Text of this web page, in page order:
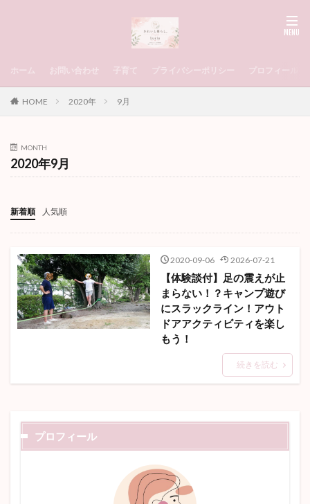
ホーム お問い合わせ 子育て プライバシーポリシー プロフィール
HOME 2020年 9月
MONTH
2020年9月
新着順 人気順
2020-09-06 2026-07-21
【体験談付】足の震えが止
まらない！？キャンプ遊び
にスラックライン！アウト
ドアアクティビティを楽し
もう！
続きを読む
プロフィール